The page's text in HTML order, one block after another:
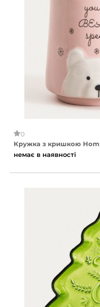
0
Кружка з кришкою
немає в наявності